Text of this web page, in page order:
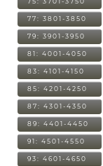
77: 3801-3850
79: 3901-3950
81: 4001-4050
83: 4101-4150
85: 4201-4250
87: 4301-4350
89: 4401-4450
91: 4501-4550
93: 4601-4650